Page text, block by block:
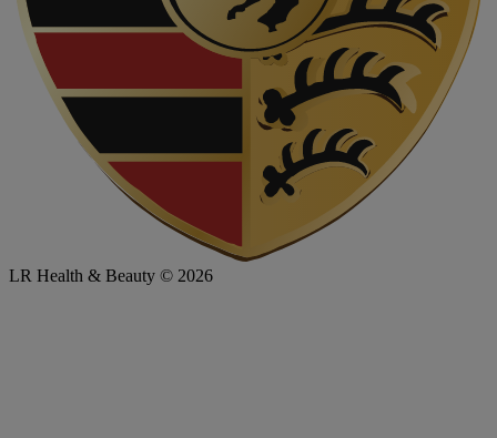
LR Health & Beauty © 2026